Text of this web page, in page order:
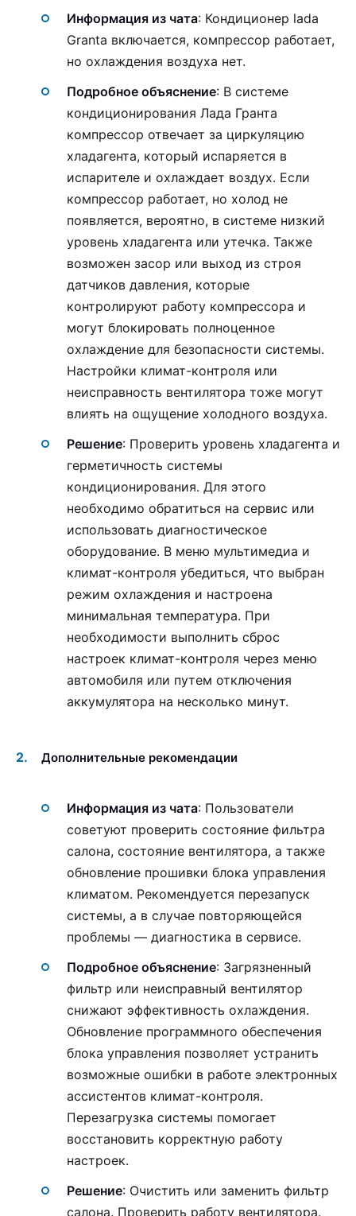
Информация из чата: Кондиционер lada
Granta включается, компрессор работает,
но охлаждения воздуха нет.
Подробное объяснение: В системе
кондиционирования Лада Гранта
компрессор отвечает за циркуляцию
хладагента, который испаряется в
испарителе и охлаждает воздух. Если
компрессор работает, но холод не
появляется, вероятно, в системе низкий
уровень хладагента или утечка. Также
возможен засор или выход из строя
датчиков давления, которые
контролируют работу компрессора и
могут блокировать полноценное
охлаждение для безопасности системы.
Настройки климат-контроля или
неисправность вентилятора тоже могут
влиять на ощущение холодного воздуха.
Решение: Проверить уровень хладагента и
герметичность системы
кондиционирования. Для этого
необходимо обратиться на сервис или
использовать диагностическое
оборудование. В меню мультимедиа и
климат-контроля убедиться, что выбран
режим охлаждения и настроена
минимальная температура. При
необходимости выполнить сброс
настроек климат-контроля через меню
автомобиля или путем отключения
аккумулятора на несколько минут.
Дополнительные рекомендации
Информация из чата: Пользователи
советуют проверить состояние фильтра
салона, состояние вентилятора, а также
обновление прошивки блока управления
климатом. Рекомендуется перезапуск
системы, а в случае повторяющейся
проблемы — диагностика в сервисе.
Подробное объяснение: Загрязненный
фильтр или неисправный вентилятор
снижают эффективность охлаждения.
Обновление программного обеспечения
блока управления позволяет устранить
возможные ошибки в работе электронных
ассистентов климат-контроля.
Перезагрузка системы помогает
восстановить корректную работу
настроек.
Решение: Очистить или заменить фильтр
салона. Проверить работу вентилятора.